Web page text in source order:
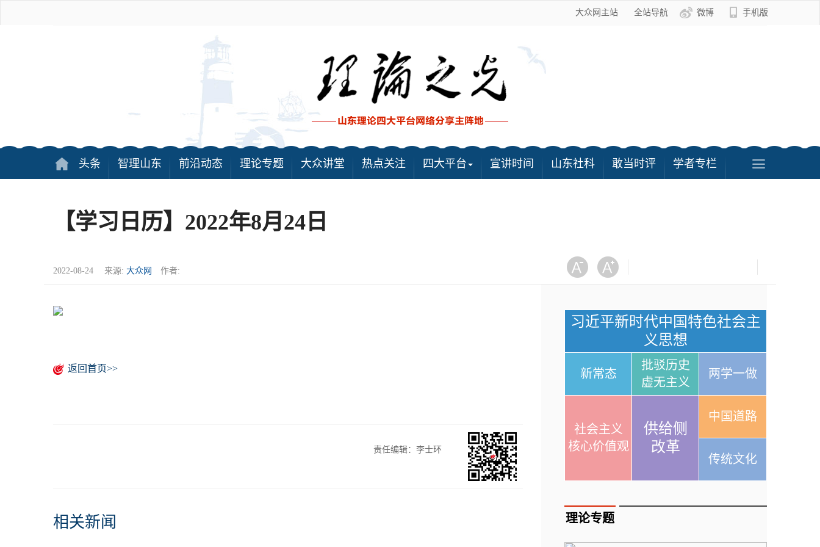
大众网主站 全站导航 微博 手机版
头条 智理山东 前沿动态 理论专题 大众讲堂 热点关注 四大平台 宣讲时间 山东社科 敢当时评 学者专栏
【学习日历】2022年8月24日
2022-08-24 来源: 大众网 作者:
返回首页>>
责任编辑：李士环
相关新闻
习近平新时代中国特色社会主
义思想
新常态
批驳历史
虚无主义
两学一做
社会主义
核心价值观
供给侧
改革
中国道路
传统文化
理论专题